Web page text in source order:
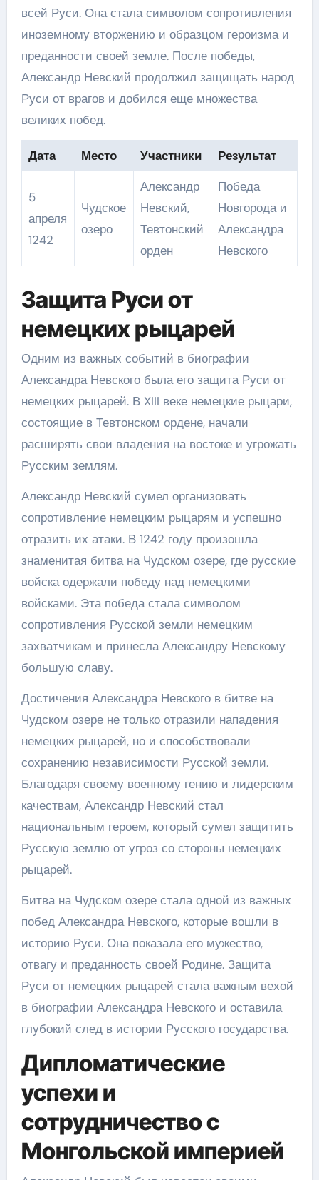
всей Руси. Она стала символом сопротивления
иноземному вторжению и образцом героизма и
преданности своей земле. После победы,
Александр Невский продолжил защищать народ
Руси от врагов и добился еще множества
великих побед.
Дата Место Участники Результат
5
апреля
1242
Чудское
озеро
Александр
Невский,
Тевтонский
орден
Победа
Новгорода и
Александра
Невского
Защита Руси от
немецких рыцарей
Одним из важных событий в биографии
Александра Невского была его защита Руси от
немецких рыцарей. В XIII веке немецкие рыцари,
состоящие в Тевтонском ордене, начали
расширять свои владения на востоке и угрожать
Русским землям.
Александр Невский сумел организовать
сопротивление немецким рыцарям и успешно
отразить их атаки. В 1242 году произошла
знаменитая битва на Чудском озере, где русские
войска одержали победу над немецкими
войсками. Эта победа стала символом
сопротивления Русской земли немецким
захватчикам и принесла Александру Невскому
большую славу.
Достичения Александра Невского в битве на
Чудском озере не только отразили нападения
немецких рыцарей, но и способствовали
сохранению независимости Русской земли.
Благодаря своему военному гению и лидерским
качествам, Александр Невский стал
национальным героем, который сумел защитить
Русскую землю от угроз со стороны немецких
рыцарей.
Битва на Чудском озере стала одной из важных
побед Александра Невского, которые вошли в
историю Руси. Она показала его мужество,
отвагу и преданность своей Родине. Защита
Руси от немецких рыцарей стала важным вехой
в биографии Александра Невского и оставила
глубокий след в истории Русского государства.
Дипломатические
успехи и
сотрудничество с
Монгольской империей